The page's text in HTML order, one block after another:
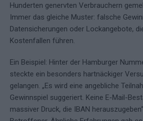
Hunderten genervten Verbrauchern
Immer das gleiche Muster: falsche
Datensicherungen oder Lockangebote,
Kostenfallen führen.
Ein Beispiel: Hinter der Hamburger
steckte ein besonders hartnäckiger
gelangen. „Es wird eine angebliche
Gewinnspiel suggeriert. Keine E-Mail-
massiver Druck, die IBAN